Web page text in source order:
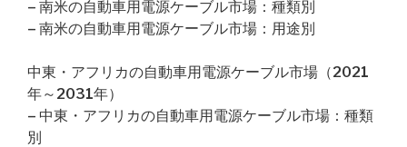
– 南米の自動車用電源ケーブル市場：種類別
– 南米の自動車用電源ケーブル市場：用途別
中東・アフリカの自動車用電源ケーブル市場（2021
年～2031年）
– 中東・アフリカの自動車用電源ケーブル市場：種類
別